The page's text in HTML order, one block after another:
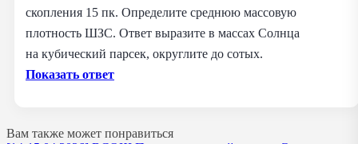
скопления 15 пк. Определите среднюю массовую
плотность ШЗС. Ответ выразите в массах Солнца
на кубический парсек, округлите до сотых.
Показать ответ
Вам также может понравиться